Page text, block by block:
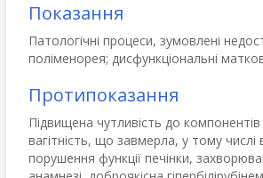
Показання
Патологічні процеси, зумовлені
поліменорея; дисфункціональні
Протипоказання
Підвищена чутливість до
вагітність, що завмерла, у тому числі
порушення функції печінки,